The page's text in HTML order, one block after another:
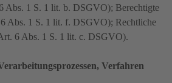
Abs. 1 S. 1 lit. b. DSGVO); Berechtigte
Abs. 1 S. 1 lit. f. DSGVO); Rechtliche
6 Abs. 1 S. 1 lit. c. DSGVO).
Verfahren